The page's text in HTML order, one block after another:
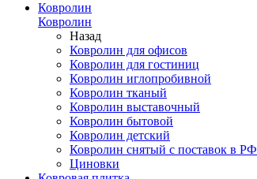
Ковролин
Ковролин
Назад
Ковролин для офисов
Ковролин для гостиниц
Ковролин иглопробивной
Ковролин тканый
Ковролин выставочный
Ковролин бытовой
Ковролин детский
Ковролин снятый с поставок в РФ
Циновки